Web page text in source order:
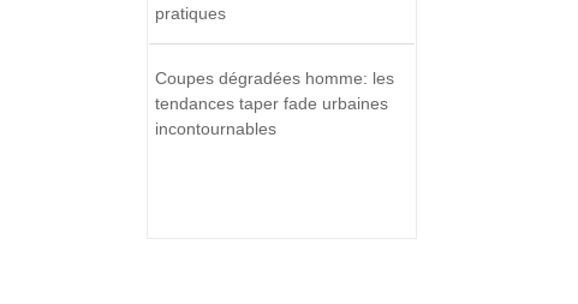
pratiques
Coupes dégradées homme: les
tendances taper fade urbaines
incontournables